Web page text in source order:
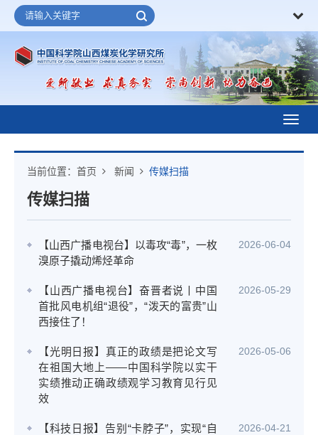
当前位置： 首页 新闻 传媒扫描
传媒扫描
【山西广播电视台】以毒攻“毒”，一枚
溴原子撬动烯烃革命
2026-06-04
【山西广播电视台】奋晋者说丨中国
首批风电机组“退役”，“泼天的富贵”山
西接住了！
2026-05-29
【光明日报】真正的政绩是把论文写
在祖国大地上——中国科学院以实干
实绩推动正确政绩观学习教育见行见
效
2026-05-06
【科技日报】告别“卡脖子”，实现“自
2026-04-21